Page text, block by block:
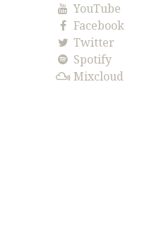
YouTube
Facebook
Twitter
Spotify
Mixcloud